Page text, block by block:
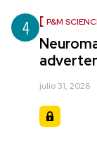
4 P&M
julio 31, 2026